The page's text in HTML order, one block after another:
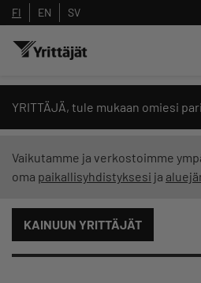
FI EN SV
YRITTÄJÄ, tule mukaan omiesi
Vaikutamme ja verkostoimme
oma paikallisyhdistyksesi ja
KAINUUN YRITTÄJÄT
Hae sivustolta tai kysy
Yrittäjien tekoälyltä
Suodata hakutuloksia: näytä